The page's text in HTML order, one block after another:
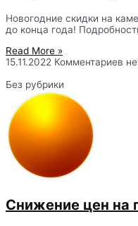
Новогодние скидки на
до конца года!
Read More »
15.11.2022 Комментариев
Без рубрики
Снижение цен на